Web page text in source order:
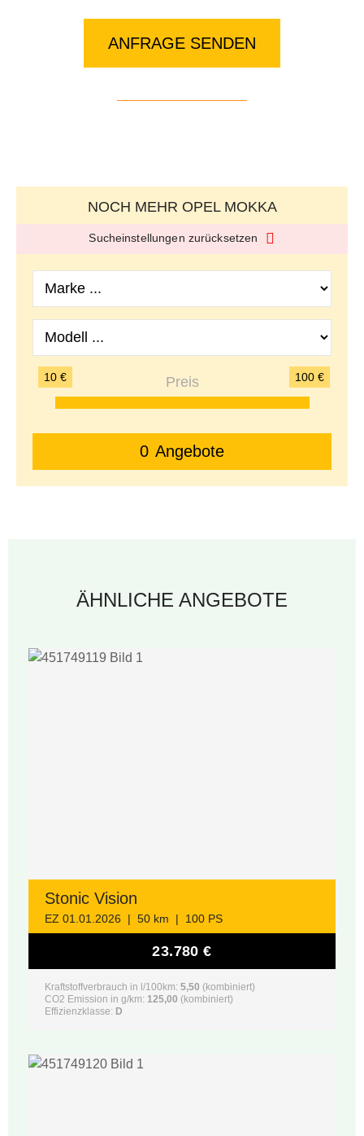
ANFRAGE SENDEN
NOCH MEHR OPEL MOKKA
Sucheinstellungen zurücksetzen
10 € 100 €
0 Angebote
ÄHNLICHE ANGEBOTE
Stonic Vision
EZ 01.01.2026 | 50 km | 100 PS
23.780 €
Kraftstoffverbrauch in l/100km: 5,50 (kombiniert)
CO2 Emission in g/km: 125,00 (kombiniert)
Effizienzklasse: D